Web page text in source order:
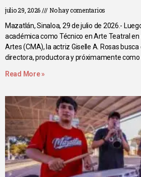
julio 29, 2026
No hay comentarios
Mazatlán, Sinaloa, 29 de julio de 2026.-
académica como Técnico en Arte Teatral en
Artes (CMA), la actriz Giselle A. Rosas
directora, productora y próximamente
Read More »